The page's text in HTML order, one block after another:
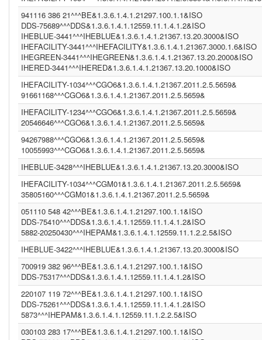
system (1.3.6.1.4.1.12559.11.1.4.1.2)
CGM01 (1.3.6.1.4.1.21367.2011.2.5.5659)
NIST2010-2 (2.16.840.1.113883.3.72.5.9.2)
(1.2.6.7.8)
IHEBLUE~ ()
INFINITTG (1.3.6.1.4.1.21367.2005.13.20.3000)
DDS099 (1.3.6.1.4.1.12559.11.1.4.1.2)
IT (UNKNOWN)
(gevko&1.3.6.1.4.1.21367.2011.2.5.5524&ISO)
ASIP-SANTE-INS-C (1.2.250.1.213.1.4.6)
INA (1.3.6.1.4.1.21367.2005.13.20.2000)
MRZ (1.3.6.1.4.1.12559.11.1.4.1.2)
PIS ()
IHEPAM (1.3.6.1.4.1.12559.11.1.2.2.5)
IM1 (1.3.6.1.4.1.21367.13.20.1000)
(1.3.6.1.4.1.21367.2011.2.5.5524)
WBC (1.3.6.1.4.1.12559.11.1.4.1.2)
(1.2.840.114350.1.13.99998.8734)
PCP (1.101)
CGO3 (1.3.6.1.4.1.21367.2011.2.5.5611)
CGO6 (1.3.6.1.4.1.21367.2011.2.5.5659)
IHEFACILITY (1.3.6.1.4.1.21367.3000.1.6)
BE (1.3.6.1.4.1.21297.100.1.1)
FR (1.2.250.1.213.1.4.2)
(1.2.9.8.7)
NIST2010 (2.16.840.1.113883.3)
(2.16.840.1.113883.13.37)
ASIP-SANTE-INS-C (1.2.250.1.213.1.4.2)
BE (UNKNOWN)
DDS23 (1.3.6.1.4.1.12559.11.1.4.1.2)
PCP (2.16.840.1.113883.3.109.2.0.1.2.1.100)
(1.2.3.4.5)
IT (2.16.840.1.113883.2.9.4.3.2)
1.3.6.1.4.1.21367.2011.2.5.5659 (1.3.6.1.4.1.21367.2011.2.5.5659)
941116 386 21^^^BE&1.3.6.1.4.1.21297.100.1.1&ISO
DDS-75689^^^DDS&1.3.6.1.4.1.12559.11.1.4.1.2&ISO
IHEBLUE-3441^^^IHEBLUE&1.3.6.1.4.1.21367.13.20.3000&ISO
IHEFACILITY-3441^^^IHEFACILITY&1.3.6.1.4.1.21367.3000.1.6&ISO
IHEGREEN-3441^^^IHEGREEN&1.3.6.1.4.1.21367.13.20.2000&ISO
IHERED-3441^^^IHERED&1.3.6.1.4.1.21367.13.20.1000&ISO
IHEFACILITY-1034^^^CGO6&1.3.6.1.4.1.21367.2011.2.5.5659&
91661168^^^CGO6&1.3.6.1.4.1.21367.2011.2.5.5659&
IHEFACILITY-1234^^^CGO6&1.3.6.1.4.1.21367.2011.2.5.5659&
20546646^^^CGO6&1.3.6.1.4.1.21367.2011.2.5.5659&
94267988^^^CGO6&1.3.6.1.4.1.21367.2011.2.5.5659&
10055993^^^CGO6&1.3.6.1.4.1.21367.2011.2.5.5659&
IHEBLUE-3428^^^IHEBLUE&1.3.6.1.4.1.21367.13.20.3000&ISO
IHEFACILITY-1034^^^CGM01&1.3.6.1.4.1.21367.2011.2.5.5659&
35805160^^^CGM01&1.3.6.1.4.1.21367.2011.2.5.5659&
051110 548 42^^^BE&1.3.6.1.4.1.21297.100.1.1&ISO
DDS-75410^^^DDS&1.3.6.1.4.1.12559.11.1.4.1.2&ISO
5882-20250430^^^IHEPAM&1.3.6.1.4.1.12559.11.1.2.2.5&ISO
IHEBLUE-3422^^^IHEBLUE&1.3.6.1.4.1.21367.13.20.3000&ISO
700919 382 96^^^BE&1.3.6.1.4.1.21297.100.1.1&ISO
DDS-75317^^^DDS&1.3.6.1.4.1.12559.11.1.4.1.2&ISO
220107 119 72^^^BE&1.3.6.1.4.1.21297.100.1.1&ISO
DDS-75261^^^DDS&1.3.6.1.4.1.12559.11.1.4.1.2&ISO
5873^^^IHEPAM&1.3.6.1.4.1.12559.11.1.2.2.5&ISO
030103 283 17^^^BE&1.3.6.1.4.1.21297.100.1.1&ISO